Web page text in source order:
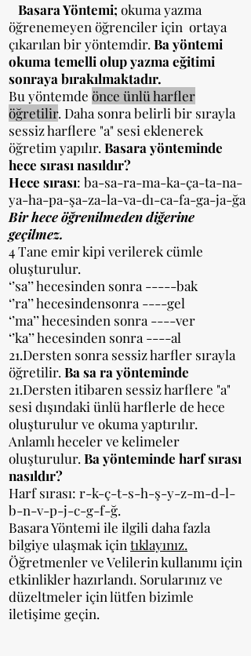
Basara Yöntemi; okuma yazma
öğrenemeyen öğrenciler için ortaya
çıkarılan bir yöntemdir. Ba yöntemi
okuma temelli olup yazma eğitimi
sonraya bırakılmaktadır.
Bu yöntemde önce ünlü harfler
öğretilir. Daha sonra belirli bir sırayla
sessiz harflere "a" sesi eklenerek
öğretim yapılır. Basara yönteminde
hece sırası nasıldır?
Hece sırası: ba-sa-ra-ma-ka-ça-ta-na-
ya-ha-pa-şa-za-la-va-dı-ca-fa-ga-ja-ğa
Bir hece öğrenilmeden diğerine
geçilmez.
4 Tane emir kipi verilerek cümle
oluşturulur.
‘’sa’’ hecesinden sonra -----bak
‘’ra’’ hecesindensonra ----gel
‘’ma’’ hecesinden sonra ----ver
‘’ka’’ hecesinden sonra ----al
21.Dersten sonra sessiz harfler sırayla
öğretilir. Ba sa ra yönteminde
21.Dersten itibaren sessiz harflere "a"
sesi dışındaki ünlü harflerle de hece
oluşturulur ve okuma yaptırılır.
Anlamlı heceler ve kelimeler
oluşturulur. Ba yönteminde harf sırası
nasıldır?
Harf sırası: r-k-ç-t-s-h-ş-y-z-m-d-l-
b-n-v-p-j-c-g-f-ğ. ​
Basara Yöntemi ile ilgili daha fazla
bilgiye ulaşmak için tıklayınız.
Öğretmenler ve Velilerin kullanımı için
etkinlikler hazırlandı. Sorularınız ve
düzeltmeler için lütfen bizimle
iletişime geçin. ​